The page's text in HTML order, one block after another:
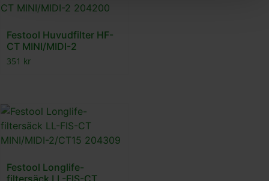
Festool Huvudfilter HF-
CT MINI/MIDI-2
351 kr
Festool Longlife-